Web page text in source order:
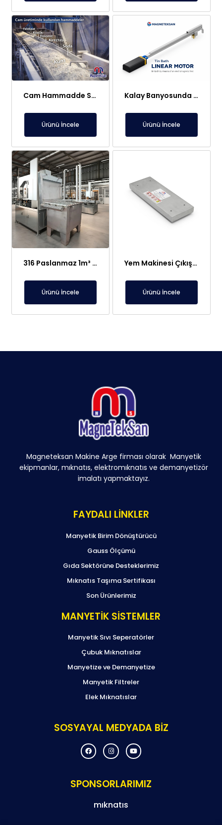
Cam Hammadde Sektörü İçin Askı Tipi Neodimyum Plaka Mıknatıs | Yüksek Gauss Manyetik Separatör
Ürünü İncele
Kalay Banyosunda Lineer Elektromıknatıs: Sıcaklık Homojenliği ve Oksit Temizleme
Ürünü İncele
316 Paslanmaz 1m³ Elektroliz Hücresi | 7 Katot 8 Anot Altın Gümüş Rafinasyon Sistemi
Ürünü İncele
Yem Makinesi Çıkışı İçin Metal Ayırıcı Plaka Mıknatıs
Ürünü İncele
Magneteksan Makine Arge firması olarak Manyetik
ekipmanlar, mıknatıs, elektromıknatıs ve demanyetizör
imalatı yapmaktayız.
FAYDALI LİNKLER
Manyetik Birim Dönüştürücü
Gauss Ölçümü
Gıda Sektörüne Desteklerimiz
Mıknatıs Taşıma Sertifikası
Son Ürünlerimiz
MANYETİK SİSTEMLER
Manyetik Sıvı Seperatörler
Çubuk Mıknatıslar
Manyetize ve Demanyetize
Manyetik Filtreler
Elek Mıknatıslar
SOSYAYAL MEDYADA BİZ
F
a
c
o
o
I
n
s
g
r
Y
o
u
b
e
SPONSORLARIMIZ
mıknatıs